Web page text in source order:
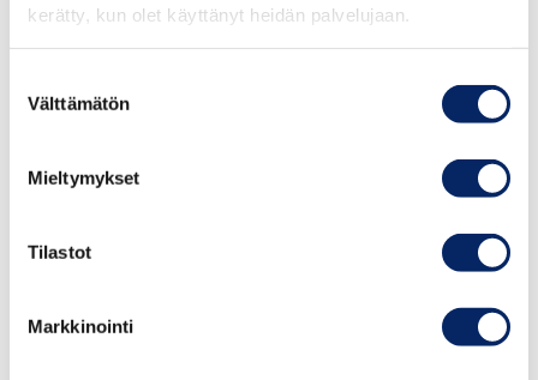
kerätty, kun olet käyttänyt heidän palvelujaan.
valinta
Välttämätön
Mieltymykset
Tilastot
Markkinointi
Vierasvenesatama
Rentoudu täyden palvelun vierassatamassa!
Keskiajalta lähtien Korpoström on ollut tärkeä